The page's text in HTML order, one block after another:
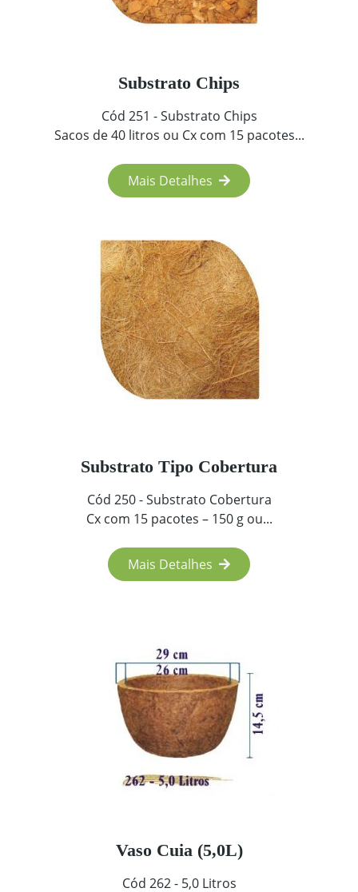
Substrato Chips
Cód 251 - Substrato Chips
Sacos de 40 litros ou Cx com 15 pacotes...
Mais Detalhes
Substrato Tipo Cobertura
Cód 250 - Substrato Cobertura
Cx com 15 pacotes – 150 g ou...
Mais Detalhes
Vaso Cuia (5,0L)
Cód 262 - 5,0 Litros